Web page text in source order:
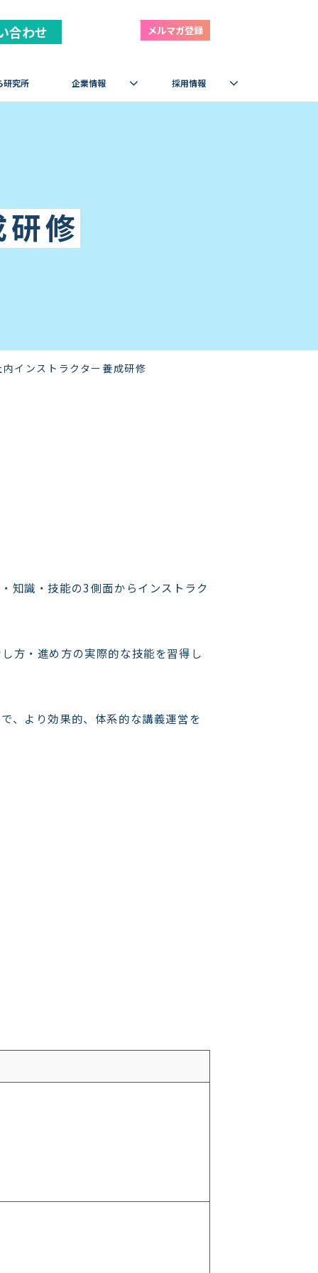
合わせ メルマガ登録
研究所 企業情報 採用情報
修
内インストラクター養成研修
知識・技能の3側面からインストラク
方・進め方の実際的な技能を習得し
、より効果的、体系的な講義運営を